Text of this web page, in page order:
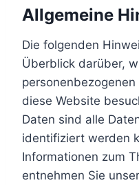
Allgemeine
Die folgenden
Überblick darüber,
diese Website
Daten sind alle
identifiziert werden
Informationen zum
entnehmen Sie